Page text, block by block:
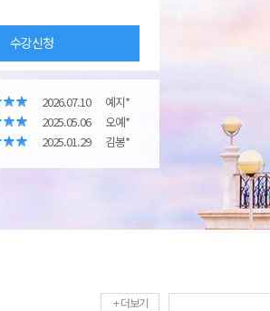
수강신청
2026.07.10
예지*
2025.05.06
오예*
2025.01.29 김봉*
+ 더보기